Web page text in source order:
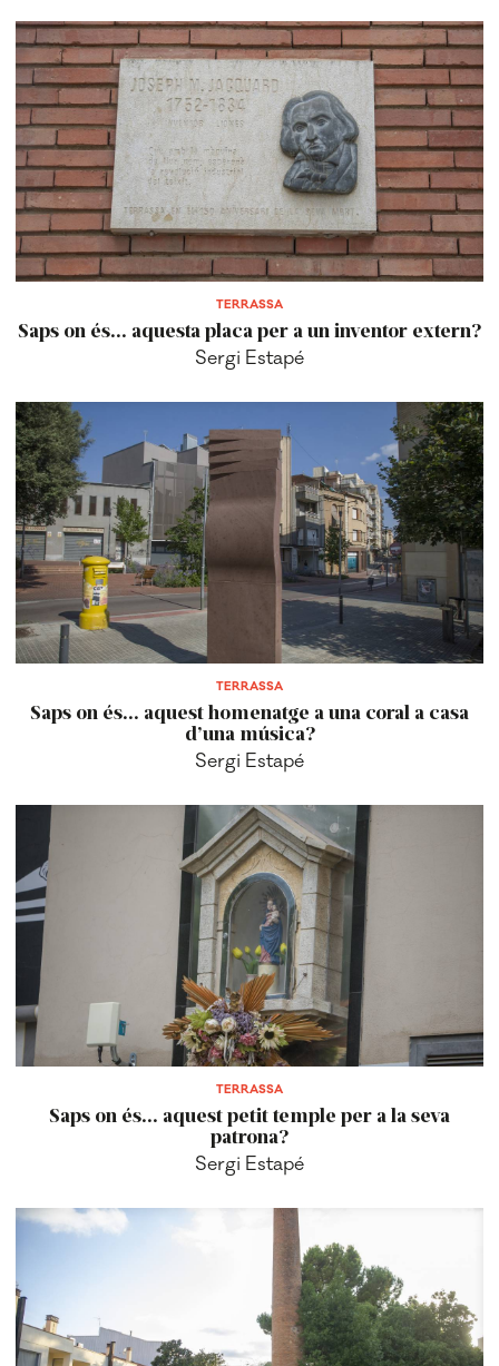
TERRASSA
Saps on és... aquesta placa per a un inventor extern?
Sergi Estapé
TERRASSA
Saps on és... aquest homenatge a una coral a casa
d’una música?
Sergi Estapé
TERRASSA
Saps on és... aquest petit temple per a la seva
patrona?
Sergi Estapé